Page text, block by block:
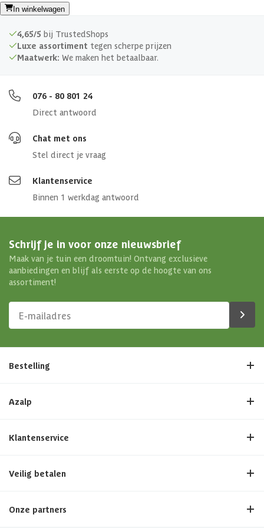
In winkelwagen
4,65/5 bij TrustedShops
Luxe assortiment tegen scherpe prijzen
Maatwerk: We maken het betaalbaar.
076 - 80 801 24
Direct antwoord
Chat met ons
Stel direct je vraag
Klantenservice
Binnen 1 werkdag antwoord
Schrijf je in voor onze nieuwsbrief
Maak van je tuin een droomtuin! Ontvang exclusieve
aanbiedingen en blijf als eerste op de hoogte van ons
assortiment!
Bestelling
Azalp
Klantenservice
Veilig betalen
Onze partners